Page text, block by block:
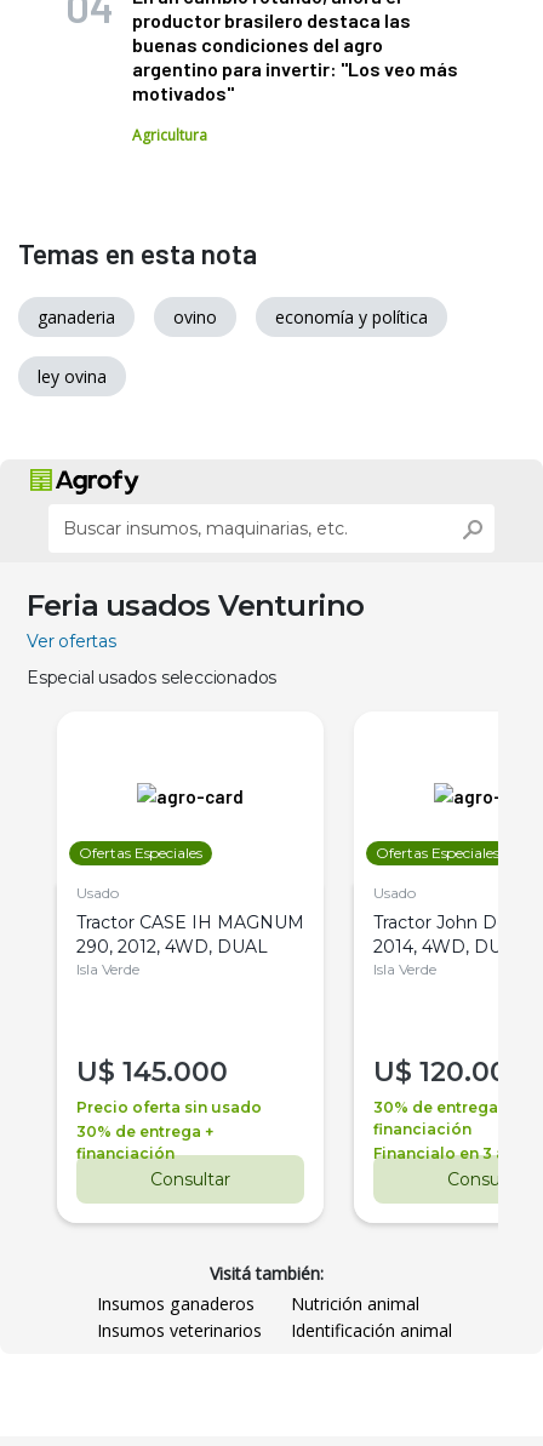
productor brasilero destaca las
buenas condiciones del agro
argentino para invertir: "Los veo más
motivados"
Agricultura
Temas en esta nota
ganaderia ovino economía y política
ley ovina
Feria usados Venturino
Ver ofertas
Especial usados seleccionados
Ofertas Especiales
Usado
Tractor CASE IH MAGNUM
290, 2012, 4WD, DUAL
Isla Verde
U$ 145.000
Precio oferta sin usado
30% de entrega +
financiación
Consultar
Ofertas Especiales
Usado
Tractor John Deere
2014, 4WD, DUAL
Isla Verde
U$ 120.000
30% de entrega +
financiación
Financialo en 3 años
Consultar
Visitá también:
Insumos ganaderos
Nutrición animal
Insumos veterinarios
Identificación animal